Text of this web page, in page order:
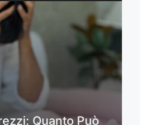
Quanto Può